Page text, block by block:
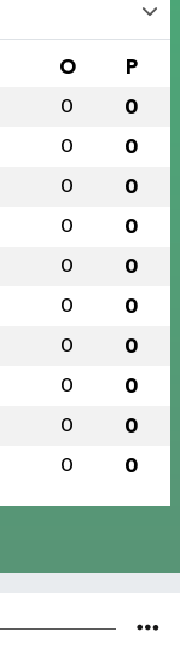
O P
0 0
0 0
0 0
0 0
0 0
0 0
0 0
0 0
0 0
0 0